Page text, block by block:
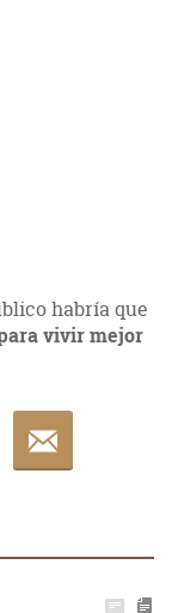
habría que
vivir mejor